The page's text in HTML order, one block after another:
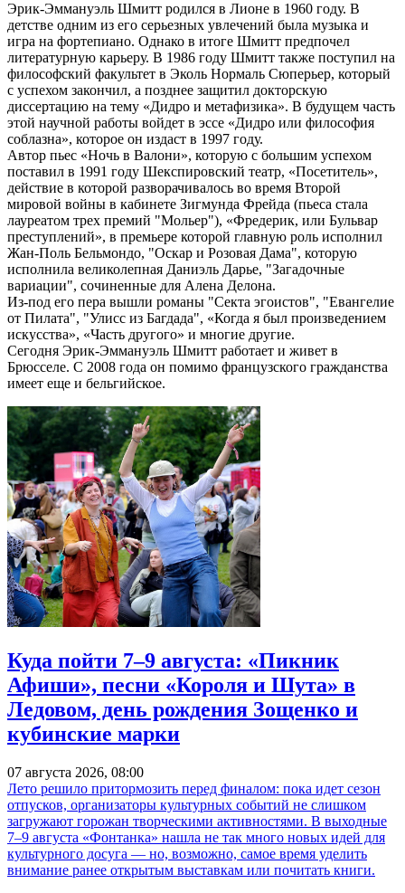
Эрик-Эммануэль Шмитт родился в Лионе в 1960 году. В
детстве одним из его серьезных увлечений была музыка и
игра на фортепиано. Однако в итоге Шмитт предпочел
литературную карьеру. В 1986 году Шмитт также поступил на
философский факультет в Эколь Нормаль Сюперьер, который
с успехом закончил, а позднее защитил докторскую
диссертацию на тему «Дидро и метафизика». В будущем часть
этой научной работы войдет в эссе «Дидро или философия
соблазна», которое он издаст в 1997 году.
Автор пьес «Ночь в Валони», которую с большим успехом
поставил в 1991 году Шекспировский театр, «Посетитель»,
действие в которой разворачивалось во время Второй
мировой войны в кабинете Зигмунда Фрейда (пьеса стала
лауреатом трех премий "Мольер"), «Фредерик, или Бульвар
преступлений», в премьере которой главную роль исполнил
Жан-Поль Бельмондо, "Оскар и Розовая Дама", которую
исполнила великолепная Даниэль Дарье, "Загадочные
вариации", сочиненные для Алена Делона.
Из-под его пера вышли романы "Секта эгоистов", "Евангелие
от Пилата", "Улисс из Багдада", «Когда я был произведением
искусства», «Часть другого» и многие другие.
Сегодня Эрик-Эммануэль Шмитт работает и живет в
Брюсселе. С 2008 года он помимо французского гражданства
имеет еще и бельгийское.
Куда пойти 7–9 августа: «Пикник
Афиши», песни «Короля и Шута» в
Ледовом, день рождения Зощенко и
кубинские марки
07 августа 2026, 08:00
Лето решило притормозить перед финалом: пока идет сезон
отпусков, организаторы культурных событий не слишком
загружают горожан творческими активностями. В выходные
7–9 августа «Фонтанка» нашла не так много новых идей для
культурного досуга — но, возможно, самое время уделить
внимание ранее открытым выставкам или почитать книги.